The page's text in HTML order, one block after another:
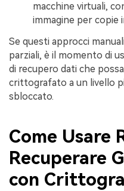
macchine virtuali,
immagine per copie
Se questi approcci
parziali, è il momento di
di recupero dati che
crittografato a un livello
sbloccato.
Come Usare
Recuperare
con